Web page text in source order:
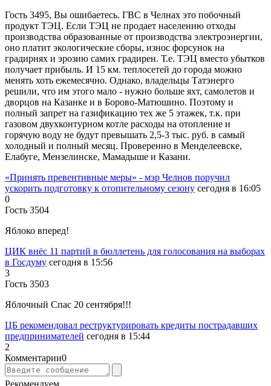
Гость 3495, Вы ошибаетесь. ГВС в Челнах это побочный
продукт ТЭЦ. Если ТЭЦ не продает населению отходы
производства образованные от производства электроэнергии,
оно платит экологические сборы, износ форсунок на
градирнях и эрозию самих градирен. Т.е. ТЭЦ вместо убытков
получает прибыль. И 15 км. теплосетей до города можно
менять хоть ежемесячно. Однако, владельцы Татэнерго
решили, что им этого мало - нужно больше яхт, самолетов и
дворцов на Казанке и в Борово-Матюшино. Поэтому и
полный запрет на газификацию тех же 5 этажек, т.к. при
газовом двухконтурном котле расходы на отопление и
горячую воду не будут превышать 2,5-3 тыс. руб. в самый
холодный и полный месяц. Проверенно в Менделеевске,
Елабуге, Мензелинске, Мамадыше и Казани.
«Принять превентивные меры» - мэр Челнов поручил
ускорить подготовку к отопительному сезону сегодня в 16:05
0
Гость 3504
Яблоко вперед!
ЦИК внёс 11 партий в бюллетень для голосования на выборах
в Госдуму сегодня в 15:56
3
Гость 3503
Яблочный Спас 20 сентября!!!
ЦБ рекомендовал реструктурировать кредиты пострадавших
предпринимателей сегодня в 15:44
2
Комментарии0
Рекомендуем